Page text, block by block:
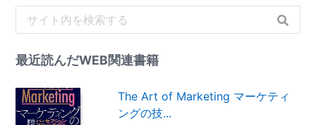
最近読んだWEB関連書籍
The Art of Marketing マーケティ
ングの技...